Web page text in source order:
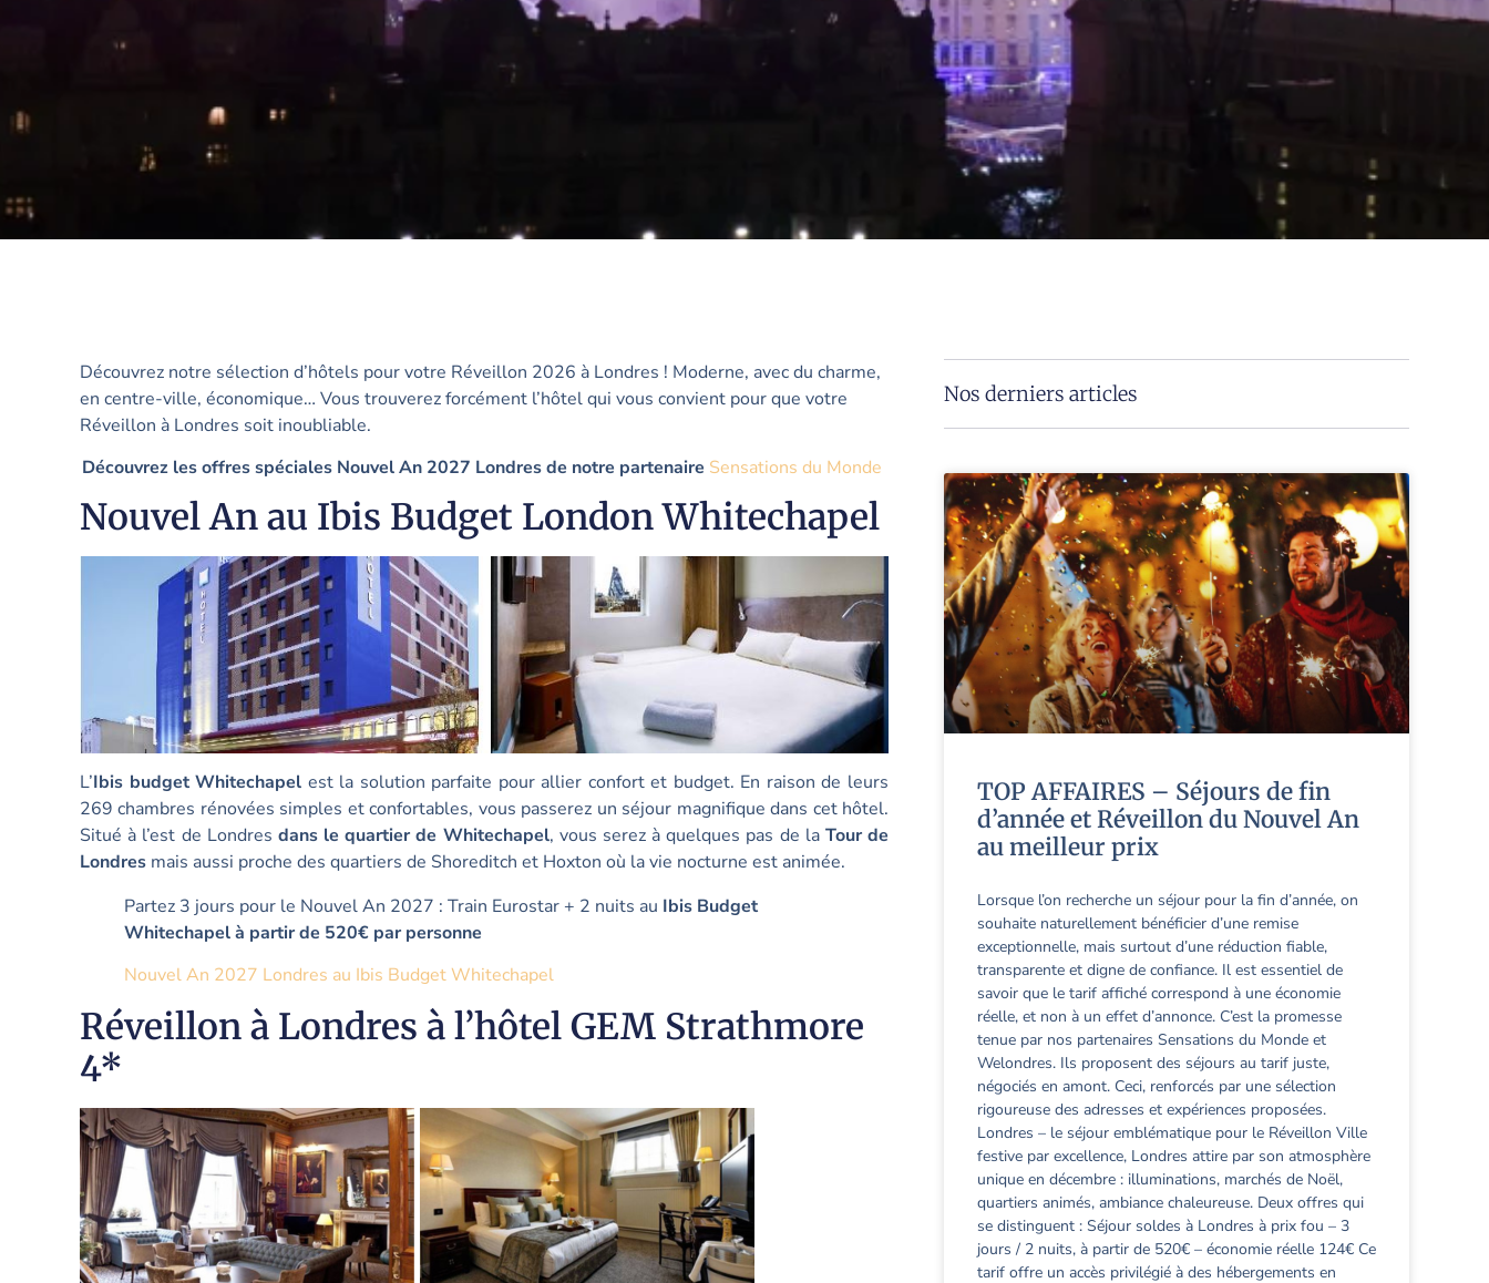
Découvrez notre sélection d’hôtels pour votre Réveillon 2026 à Londres ! Moderne, avec du charme,
en centre-ville, économique… Vous trouverez forcément l’hôtel qui vous convient pour que votre
Réveillon à Londres soit inoubliable.
Découvrez les offres spéciales Nouvel An 2027 Londres de notre partenaire Sensations du Monde
Nouvel An au Ibis Budget London Whitechapel
L’Ibis budget Whitechapel est la solution parfaite pour allier confort et budget. En raison de leurs
269 chambres rénovées simples et confortables, vous passerez un séjour magnifique dans cet hôtel.
Situé à l’est de Londres dans le quartier de Whitechapel, vous serez à quelques pas de la Tour de
Londres mais aussi proche des quartiers de Shoreditch et Hoxton où la vie nocturne est animée.
Partez 3 jours pour le Nouvel An 2027 : Train Eurostar + 2 nuits au Ibis Budget
Whitechapel à partir de 520€ par personne
Nouvel An 2027 Londres au Ibis Budget Whitechapel
Réveillon à Londres à l’hôtel GEM Strathmore
4*
Nos derniers articles
TOP AFFAIRES – Séjours de fin
d’année et Réveillon du Nouvel An
au meilleur prix
Lorsque l’on recherche un séjour pour la fin d’année, on
souhaite naturellement bénéficier d’une remise
exceptionnelle, mais surtout d’une réduction fiable,
transparente et digne de confiance. Il est essentiel de
savoir que le tarif affiché correspond à une économie
réelle, et non à un effet d’annonce. C’est la promesse
tenue par nos partenaires Sensations du Monde et
Welondres. Ils proposent des séjours au tarif juste,
négociés en amont. Ceci, renforcés par une sélection
rigoureuse des adresses et expériences proposées.
Londres – le séjour emblématique pour le Réveillon Ville
festive par excellence, Londres attire par son atmosphère
unique en décembre : illuminations, marchés de Noël,
quartiers animés, ambiance chaleureuse. Deux offres qui
se distinguent : Séjour soldes à Londres à prix fou – 3
jours / 2 nuits, à partir de 520€ – économie réelle 124€ Ce
tarif offre un accès privilégié à des hébergements en